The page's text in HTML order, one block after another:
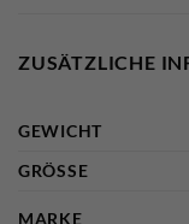
ZUSÄTZLICHE
GEWICHT
GRÖSSE
MARKE